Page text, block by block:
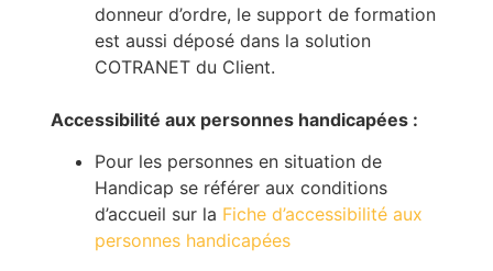
donneur d’ordre, le support de formation
est aussi déposé dans la solution
COTRANET du Client.
Accessibilité aux personnes handicapées :
Pour les personnes en situation de
Handicap se référer aux conditions
d’accueil sur la Fiche d’accessibilité aux
personnes handicapées